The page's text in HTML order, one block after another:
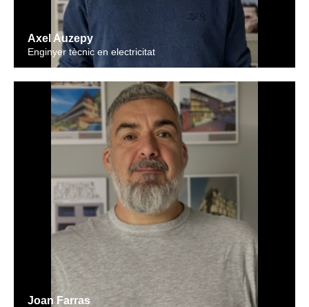
Axel Auzepy
Enginyer tècnic en electricitat
Joan Farras